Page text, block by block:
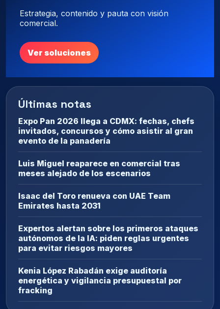
Estrategia, contenido y pauta con visión
comercial.
Ver soluciones
Últimas notas
Expo Pan 2026 llega a CDMX: fechas, chefs
invitados, concursos y cómo asistir al gran
evento de la panadería
Luis Miguel reaparece en comercial tras
meses alejado de los escenarios
Isaac del Toro renueva con UAE Team
Emirates hasta 2031
Expertos alertan sobre los primeros ataques
autónomos de la IA: piden reglas urgentes
para evitar riesgos mayores
Kenia López Rabadán exige auditoría
energética y vigilancia presupuestal por
fracking